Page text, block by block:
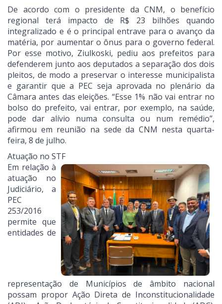
De acordo com o presidente da CNM, o benefício
regional terá impacto de R$ 23 bilhões quando
integralizado e é o principal entrave para o avanço da
matéria, por aumentar o ônus para o governo federal.
Por esse motivo, Ziulkoski, pediu aos prefeitos para
defenderem junto aos deputados a separação dos dois
pleitos, de modo a preservar o interesse municipalista
e garantir que a PEC seja aprovada no plenário da
Câmara antes das eleições. “Esse 1% não vai entrar no
bolso do prefeito, vai entrar, por exemplo, na saúde,
pode dar alívio numa consulta ou num remédio”,
afirmou em reunião na sede da CNM nesta quarta-
feira, 8 de julho.
Atuação no STF
Em relação à
atuação no
Judiciário, a
PEC
253/2016
permite que
entidades de
representação de Municípios de âmbito nacional
possam propor Ação Direta de Inconstitucionalidade